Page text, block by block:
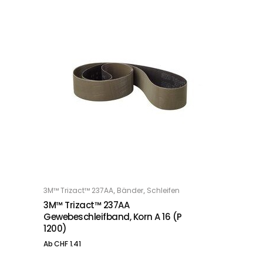
OPTIONS
3M™ Trizact™ 237AA, Bänder, Schleifen
3M™ Trizact™ 237AA
Gewebeschleifband, Korn A 16 (P
1200)
AbCHF1.41